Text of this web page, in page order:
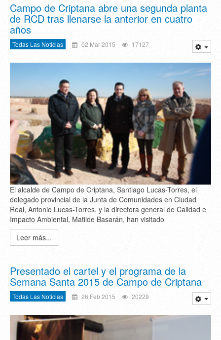
Campo de Criptana abre una segunda planta
de RCD tras llenarse la anterior en cuatro
años
Todas Las Noticias 02 Mar 2015 17127
El alcalde de Campo de Criptana, Santiago Lucas-Torres, el
delegado provincial de la Junta de Comunidades en Ciudad
Real, Antonio Lucas-Torres, y la directora general de Calidad e
Impacto Ambiental, Matilde Basarán, han visitado
Leer más...
Presentado el cartel y el programa de la
Semana Santa 2015 de Campo de Criptana
Todas Las Noticias 26 Feb 2015 20229